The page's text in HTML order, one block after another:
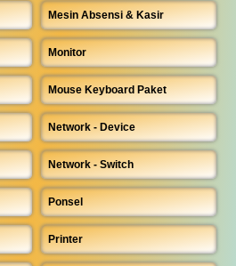
Mesin Absensi & Kasir
Monitor
Mouse Keyboard Paket
Network - Device
Network - Switch
Ponsel
Printer